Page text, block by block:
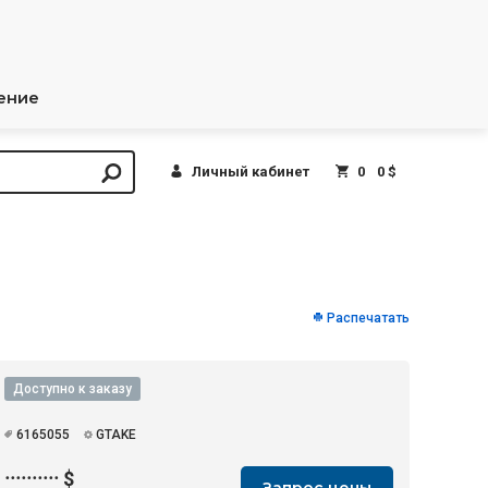
Личный кабинет 0 0 $
Распечатать
Доступно к заказу
6165055 GTAKE
·········· $